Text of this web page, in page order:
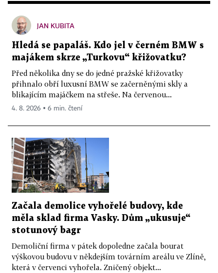
JAN KUBITA
Hledá se papaláš. Kdo jel v černém BMW s
majákem skrze „Turkovu“ křižovatku?
Před několika dny se do jedné pražské křižovatky
přihnalo obří luxusní BMW se začerněnými skly a
blikajícím majáčkem na střeše. Na červenou...
4. 8. 2026 ▪ 6 min. čtení
Začala demolice vyhořelé budovy, kde
měla sklad firma Vasky. Dům „ukusuje“
stotunový bagr
Demoliční firma v pátek dopoledne začala bourat
výškovou budovu v někdejším továrním areálu ve Zlíně,
která v červenci vyhořela. Zničený objekt...